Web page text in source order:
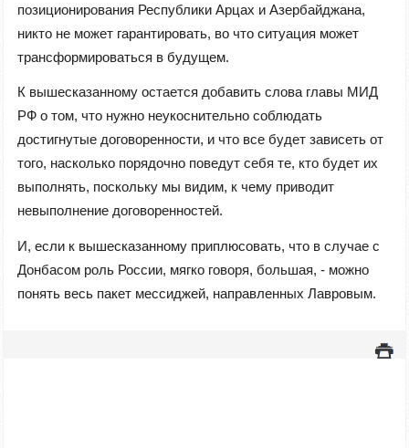
позиционирования Республики Арцах и Азербайджана,
никто не может гарантировать, во что ситуация может
трансформироваться в будущем.
К вышесказанному остается добавить слова главы МИД
РФ о том, что нужно неукоснительно соблюдать
достигнутые договоренности, и что все будет зависеть от
того, насколько порядочно поведут себя те, кто будет их
выполнять, поскольку мы видим, к чему приводит
невыполнение договоренностей.
И, если к вышесказанному приплюсовать, что в случае с
Донбасом роль России, мягко говоря, большая, - можно
понять весь пакет мессиджей, направленных Лавровым.